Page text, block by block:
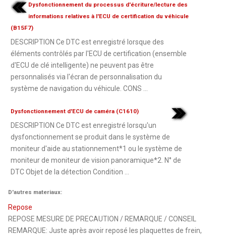
Dysfonctionnement du processus d'écriture/lecture des
informations relatives à l'ECU de certification du véhicule
(B15F7)
DESCRIPTION Ce DTC est enregistré lorsque des
éléments contrôlés par l'ECU de certification (ensemble
d'ECU de clé intelligente) ne peuvent pas être
personnalisés via l'écran de personnalisation du
système de navigation du véhicule. CONS ...
Dysfonctionnement d'ECU de caméra (C1610)
DESCRIPTION Ce DTC est enregistré lorsqu'un
dysfonctionnement se produit dans le système de
moniteur d'aide au stationnement*1 ou le système de
moniteur de moniteur de vision panoramique*2. N° de
DTC Objet de la détection Condition ...
D'autres materiaux:
Repose
REPOSE MESURE DE PRECAUTION / REMARQUE / CONSEIL
REMARQUE: Juste après avoir reposé les plaquettes de frein,